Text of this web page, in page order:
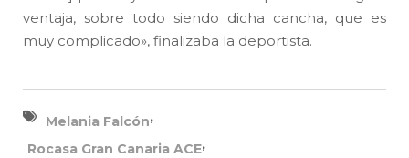
ventaja, sobre todo siendo dicha cancha, que es
muy complicado», finalizaba la deportista.
Melania Falcón,
Rocasa Gran Canaria ACE,